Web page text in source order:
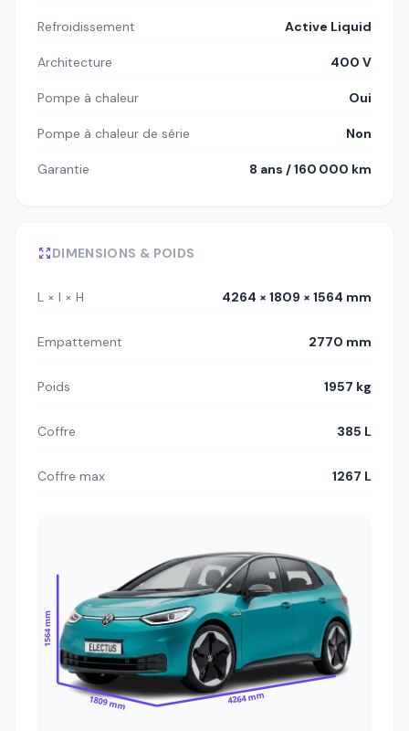
Refroidissement Active Liquid
Architecture 400 V
Pompe à chaleur Oui
Pompe à chaleur de série Non
Garantie 8 ans / 160 000 km
DIMENSIONS & POIDS
L × l × H 4264 × 1809 × 1564 mm
Empattement 2770 mm
Poids 1957 kg
Coffre 385 L
Coffre max 1267 L
1564 mm
1809 mm 4264 mm